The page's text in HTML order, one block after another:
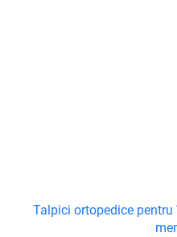
Talpici ortopedice